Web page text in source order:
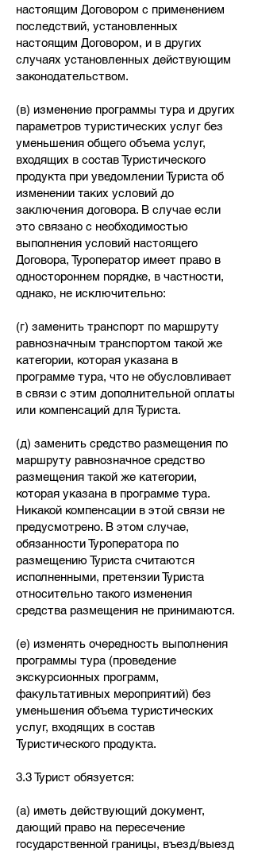
настоящим Договором с применением
последствий, установленных
настоящим Договором, и в других
случаях установленных действующим
законодательством.
(в) изменение программы тура и других
параметров туристических услуг без
уменьшения общего объема услуг,
входящих в состав Туристического
продукта при уведомлении Туриста об
изменении таких условий до
заключения договора. В случае если
это связано с необходимостью
выполнения условий настоящего
Договора, Туроператор имеет право в
одностороннем порядке, в частности,
однако, не исключительно:
(г) заменить транспорт по маршруту
равнозначным транспортом такой же
категории, которая указана в
программе тура, что не обусловливает
в связи с этим дополнительной оплаты
или компенсаций для Туриста.
(д) заменить средство размещения по
маршруту равнозначное средство
размещения такой же категории,
которая указана в программе тура.
Никакой компенсации в этой связи не
предусмотрено. В этом случае,
обязанности Туроператора по
размещению Туриста считаются
исполненными, претензии Туриста
относительно такого изменения
средства размещения не принимаются.
(е) изменять очередность выполнения
программы тура (проведение
экскурсионных программ,
факультативных мероприятий) без
уменьшения объема туристических
услуг, входящих в состав
Туристического продукта.
3.3 Турист обязуется:
(а) иметь действующий документ,
дающий право на пересечение
государственной границы, въезд/выезд